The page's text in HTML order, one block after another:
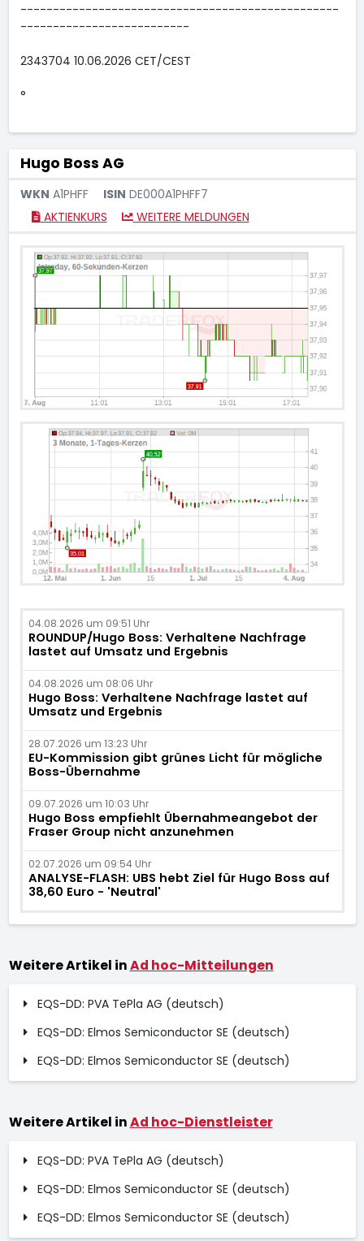
-------------------------------------------------
--------------------------
2343704 10.06.2026 CET/CEST
°
Hugo Boss AG
WKN A1PHFF ISIN DE000A1PHFF7
AKTIENKURS
WEITERE MELDUNGEN
04.08.2026 um 09:51 Uhr
ROUNDUP/Hugo Boss: Verhaltene Nachfrage
lastet auf Umsatz und Ergebnis
04.08.2026 um 08:06 Uhr
Hugo Boss: Verhaltene Nachfrage lastet auf
Umsatz und Ergebnis
28.07.2026 um 13:23 Uhr
EU-Kommission gibt grünes Licht für mögliche
Boss-Übernahme
09.07.2026 um 10:03 Uhr
Hugo Boss empfiehlt Übernahmeangebot der
Fraser Group nicht anzunehmen
02.07.2026 um 09:54 Uhr
ANALYSE-FLASH: UBS hebt Ziel für Hugo Boss auf
38,60 Euro - 'Neutral'
Weitere Artikel inAd hoc-Mitteilungen
EQS-DD: PVA TePla AG (deutsch)
EQS-DD: Elmos Semiconductor SE (deutsch)
EQS-DD: Elmos Semiconductor SE (deutsch)
Weitere Artikel inAd hoc-Dienstleister
EQS-DD: PVA TePla AG (deutsch)
EQS-DD: Elmos Semiconductor SE (deutsch)
EQS-DD: Elmos Semiconductor SE (deutsch)